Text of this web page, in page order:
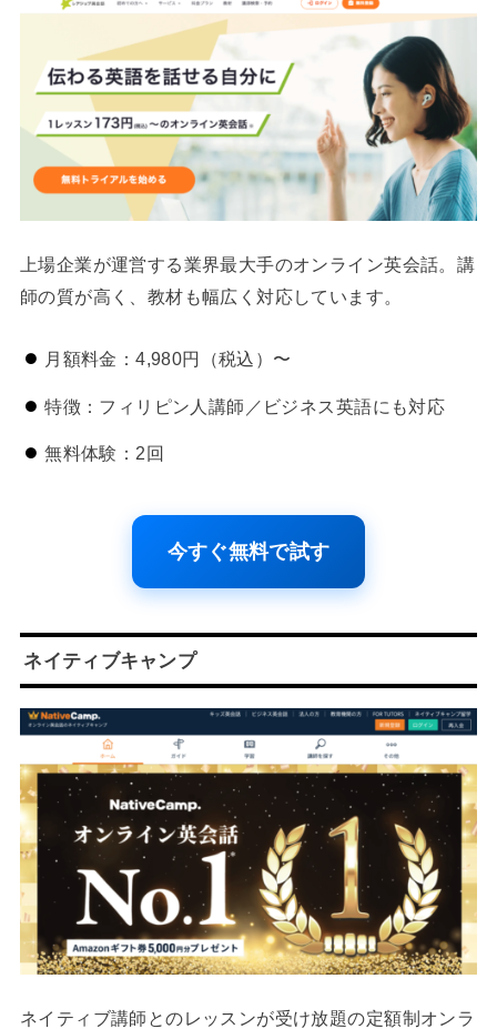
上場企業が運営する業界最大手のオンライン英会話。講
師の質が高く、教材も幅広く対応しています。
月額料金：4,980円（税込）〜
特徴：フィリピン人講師／ビジネス英語にも対応
無料体験：2回
今すぐ無料で試す
ネイティブキャンプ
ネイティブ講師とのレッスンが受け放題の定額制オンラ